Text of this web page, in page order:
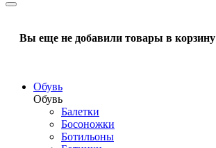
Вы еще не добавили товары в корзину
Обувь
Обувь
Балетки
Босоножки
Ботильоны